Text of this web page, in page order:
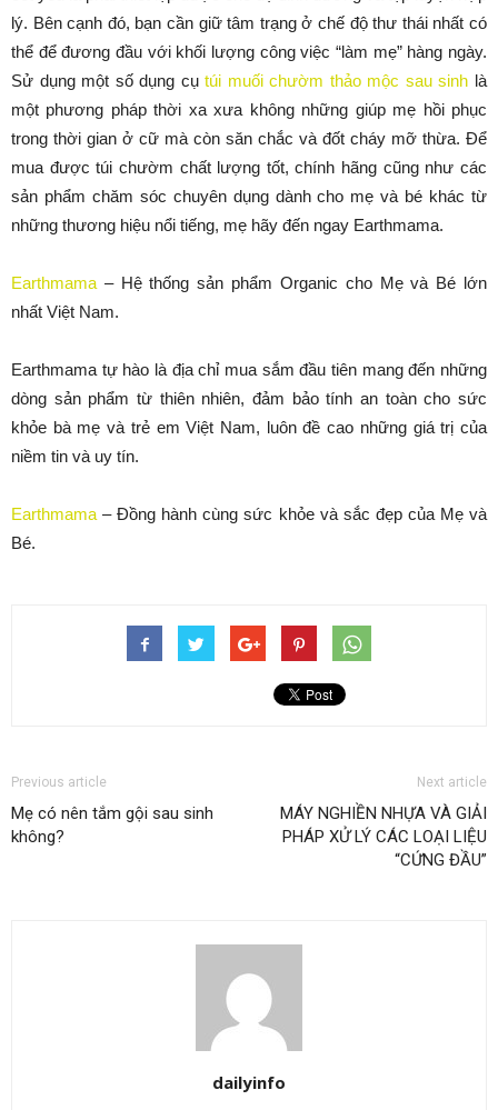
lý. Bên cạnh đó, bạn cần giữ tâm trạng ở chế độ thư thái nhất có
thể để đương đầu với khối lượng công việc “làm mẹ” hàng ngày.
Sử dụng một số dụng cụtúi muối chườm thảo mộc sau sinh là
một phương pháp thời xa xưa không những giúp mẹ hồi phục
trong thời gian ở cữ mà còn săn chắc và đốt cháy mỡ thừa. Để
mua được túi chườm chất lượng tốt, chính hãng cũng như các
sản phẩm chăm sóc chuyên dụng dành cho mẹ và bé khác từ
những thương hiệu nổi tiếng, mẹ hãy đến ngay Earthmama.
Earthmama – Hệ thống sản phẩm Organic cho Mẹ và Bé lớn
nhất Việt Nam.
Earthmama tự hào là địa chỉ mua sắm đầu tiên mang đến những
dòng sản phẩm từ thiên nhiên, đảm bảo tính an toàn cho sức
khỏe bà mẹ và trẻ em Việt Nam, luôn đề cao những giá trị của
niềm tin và uy tín.
Earthmama – Đồng hành cùng sức khỏe và sắc đẹp của Mẹ và
Bé.
Previous article
Mẹ có nên tắm gội sau sinh
không?
Next article
MÁY NGHIỀN NHỰA VÀ GIẢI
PHÁP XỬ LÝ CÁC LOẠI LIỆU
“CỨNG ĐẦU”
dailyinfo